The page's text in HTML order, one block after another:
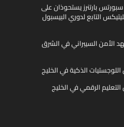
بارتنرز يستحوذان على
التابع لدوري البيسبول
الأمن السيبراني في الشرق
التعليم الرقمي في الخليج